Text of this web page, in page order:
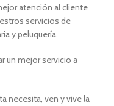
atención al cliente
servicios de
y peluquería.
un mejor servicio a
necesita, ven y vive la